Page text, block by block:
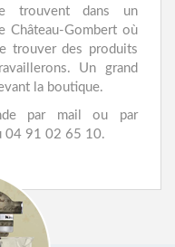
trouvent dans un
Château-Gombert où
trouver des produits
Un grand
la boutique.
par mail ou par
04 91 02 65 10.